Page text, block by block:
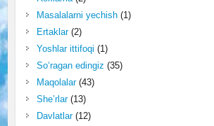
Masalalarni yechish(1)
Ertaklar(2)
Yoshlar ittifoqi (1)
So‘ragan edingiz (35)
Maqolalar(43)
She’rlar(13)
Davlatlar(12)